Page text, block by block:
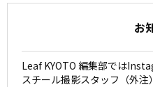
お
Leaf KYOTO 編集部では
スチール撮影スタッフ（外注